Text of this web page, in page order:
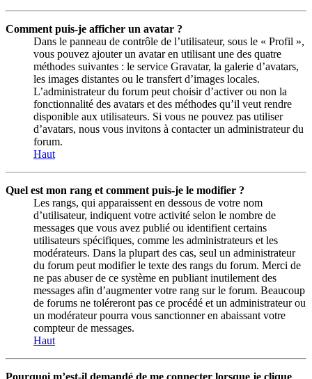
Comment puis-je afficher un avatar ?
Dans le panneau de contrôle de l’utilisateur, sous le « Profil »,
vous pouvez ajouter un avatar en utilisant une des quatre
méthodes suivantes : le service Gravatar, la galerie d’avatars,
les images distantes ou le transfert d’images locales.
L’administrateur du forum peut choisir d’activer ou non la
fonctionnalité des avatars et des méthodes qu’il veut rendre
disponible aux utilisateurs. Si vous ne pouvez pas utiliser
d’avatars, nous vous invitons à contacter un administrateur du
forum.
Haut
Quel est mon rang et comment puis-je le modifier ?
Les rangs, qui apparaissent en dessous de votre nom
d’utilisateur, indiquent votre activité selon le nombre de
messages que vous avez publié ou identifient certains
utilisateurs spécifiques, comme les administrateurs et les
modérateurs. Dans la plupart des cas, seul un administrateur
du forum peut modifier le texte des rangs du forum. Merci de
ne pas abuser de ce système en publiant inutilement des
messages afin d’augmenter votre rang sur le forum. Beaucoup
de forums ne toléreront pas ce procédé et un administrateur ou
un modérateur pourra vous sanctionner en abaissant votre
compteur de messages.
Haut
Pourquoi m’est-il demandé de me connecter lorsque je clique